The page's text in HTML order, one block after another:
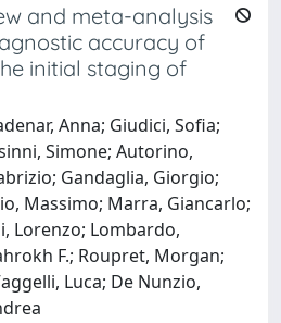
and meta-analysis
accuracy of
initial staging of
Anna; Giudici, Sofia;
Simone; Autorino,
Gandaglia, Giorgio;
Massimo; Marra, Giancarlo;
Lorenzo; Lombardo,
F.; Roupret, Morgan;
Luca; De Nunzio,